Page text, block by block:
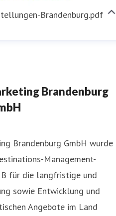
Brandenburg.pdf
Brandenburg
Brandenburg GmbH wurde
Management-
für die langfristige und
sowie Entwicklung und
Angebote im Land